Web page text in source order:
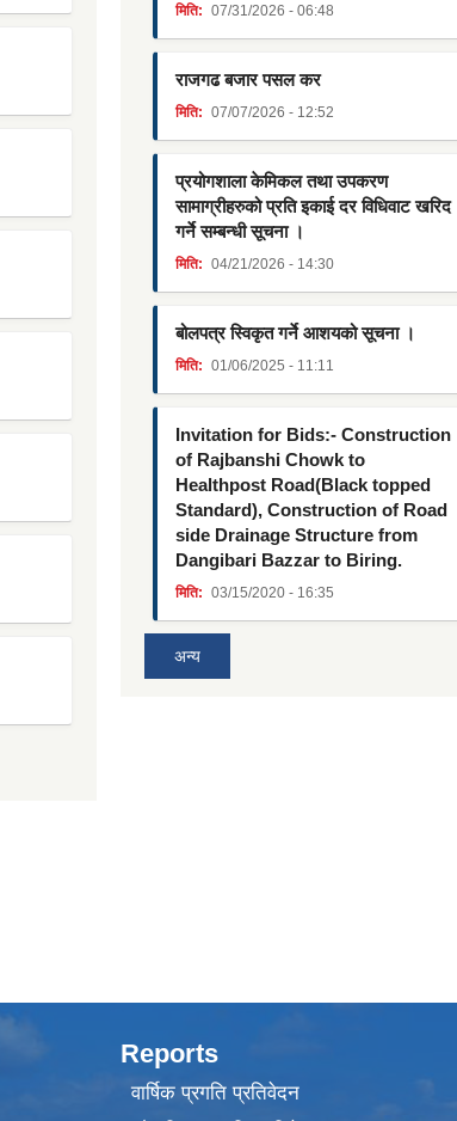
मिति: 07/31/2026 - 06:48
राजगढ बजार पसल कर
मिति: 07/07/2026 - 12:52
प्रयोगशाला केमिकल तथा उपकरण
सामाग्रीहरुको प्रति इकाई दर विधिवाट खरिद
गर्ने सम्बन्धी सूचना ।
मिति: 04/21/2026 - 14:30
बोलपत्र स्विकृत गर्ने आशयको सूचना ।
मिति: 01/06/2025 - 11:11
Invitation for Bids:- Construction
of Rajbanshi Chowk to
Healthpost Road(Black topped
Standard), Construction of Road
side Drainage Structure from
Dangibari Bazzar to Biring.
मिति: 03/15/2020 - 16:35
अन्य
Reports
वार्षिक प्रगति प्रतिवेदन